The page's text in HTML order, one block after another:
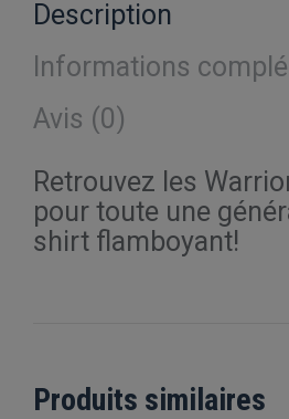
Description
Informations
Avis (0)
Retrouvez les
pour toute une
shirt flamboyant!
Produits similaires